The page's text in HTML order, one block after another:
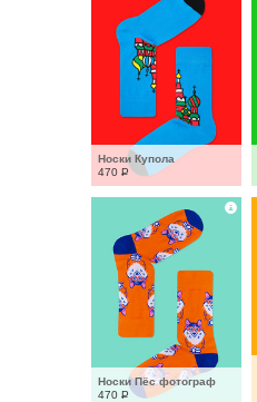
Носки Купола
470 Р
Носки Пёс фотограф
470 Р